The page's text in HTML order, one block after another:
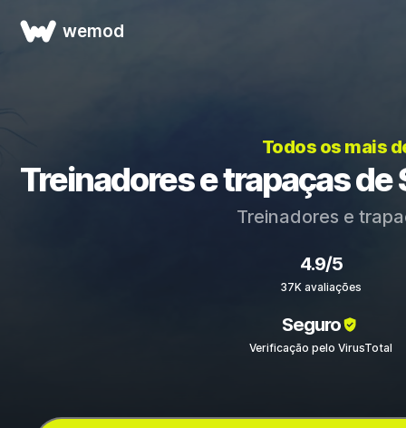
wemod
Todos os mais
Treinadores e trapaças de
Treinadores e
4.9/5
37K avaliações
Seguro
Verificação pelo VirusTotal